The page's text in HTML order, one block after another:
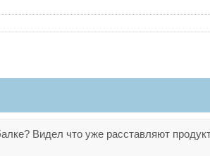
Видел что уже расставляют